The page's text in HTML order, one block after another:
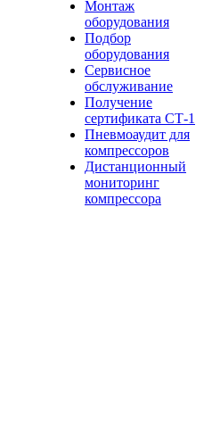
Монтаж
оборудования
Подбор
оборудования
Сервисное
обслуживание
Получение
сертификата СТ-1
Пневмоаудит для
компрессоров
Дистанционный
мониторинг
компрессора